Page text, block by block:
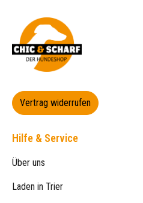
Vertrag widerrufen
Hilfe & Service
Über uns
Laden in Trier